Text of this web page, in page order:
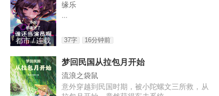
都市 / 连载
缘乐
...
37字 16分钟前
梦回民国从拉包月开始
流浪之袋鼠
意外穿越到民国时期，被小陀螺文三所救，从